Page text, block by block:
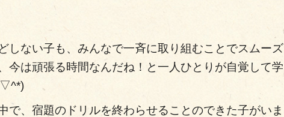
しない子も、みんなで一斉に取り組むことでスムーズ
今は頑張る時間なんだね！と一人ひとりが自覚して学
で、宿題のドリルを終わらせることのできた子がいま